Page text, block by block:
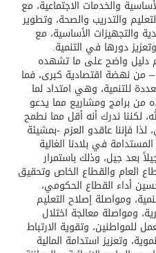
والخدمات الاجتماعية، مع
والتدريب والصحة، وتطوير
والتجهيزات الأساسية، مع
دورها في التنمية.
دليل واضح على ما تشهده
– من نهضة اقتصادية كبرى، فما
للتنمية، وهي امتداد لما
من برامج ومشاريع مما يدعو
لكننا ندرك أنه أقل مما نطمح
لذا فإننا عاقدو العزم -بمشيئة
في بلادنا الغالية
بعد جيل، وذلك باستمرار
العام والقطاع الخاص وتحقيق
أداء القطاع الحكومي،
ومواصلة إصلاح التعليم
ومواصلة معالجة اختلال
وتقوية الارتباط
وتعزيز استدامة المالية